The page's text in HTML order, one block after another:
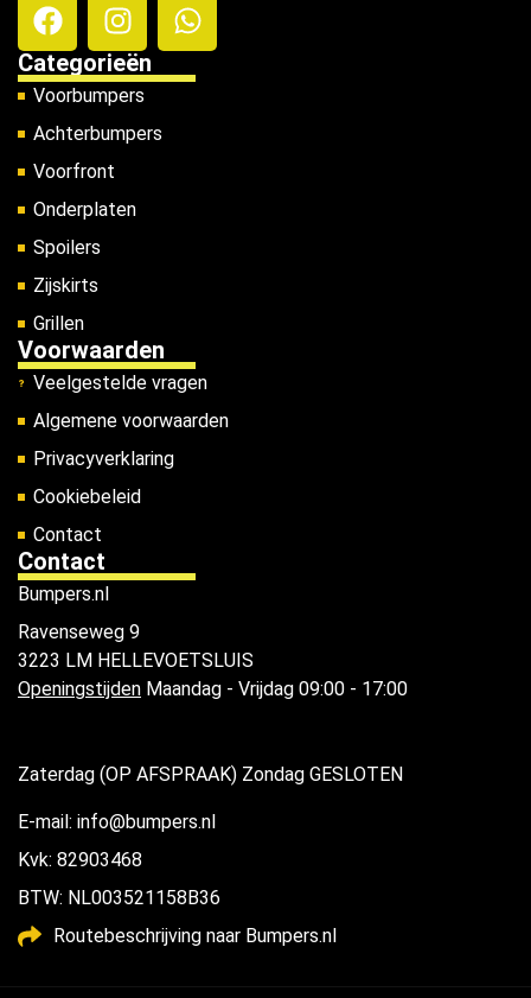
Categorieën
Voorbumpers
Achterbumpers
Voorfront
Onderplaten
Spoilers
Zijskirts
Grillen
Voorwaarden
Veelgestelde vragen
Algemene voorwaarden
Privacyverklaring
Cookiebeleid
Contact
Contact
Bumpers.nl
Ravenseweg 9
3223 LM HELLEVOETSLUIS
Openingstijden Maandag - Vrijdag 09:00 - 17:00
Zaterdag (OP AFSPRAAK) Zondag GESLOTEN
E-mail: info@bumpers.nl
Kvk: 82903468
BTW: NL003521158B36
Routebeschrijving naar Bumpers.nl